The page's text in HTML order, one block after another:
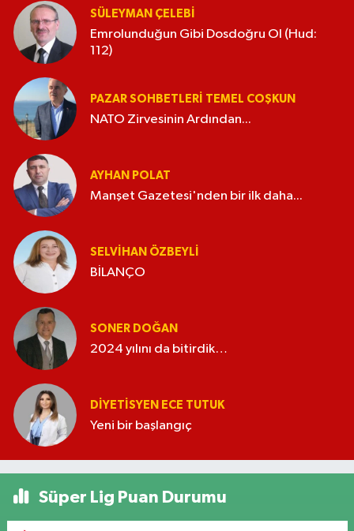
SÜLEYMAN ÇELEBI
Emrolunduğun Gibi Dosdoğru Ol (Hud:
112)
PAZAR SOHBETLERI TEMEL COŞKUN
NATO Zirvesinin Ardından...
AYHAN POLAT
Manşet Gazetesi'nden bir ilk daha...
SELVIHAN ÖZBEYLI
BİLANÇO
SONER DOĞAN
2024 yılını da bitirdik…
DIYETISYEN ECE TUTUK
Yeni bir başlangıç
Süper Lig Puan Durumu